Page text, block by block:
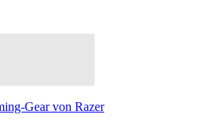
Gear von Razer